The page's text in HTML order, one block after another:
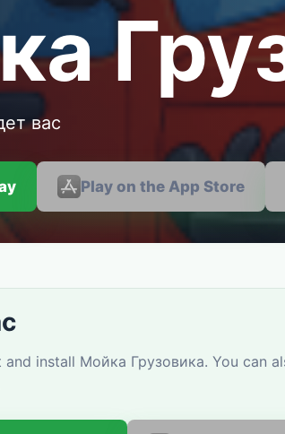
вас
Play on the App Store
install Мойка Грузовика. You can